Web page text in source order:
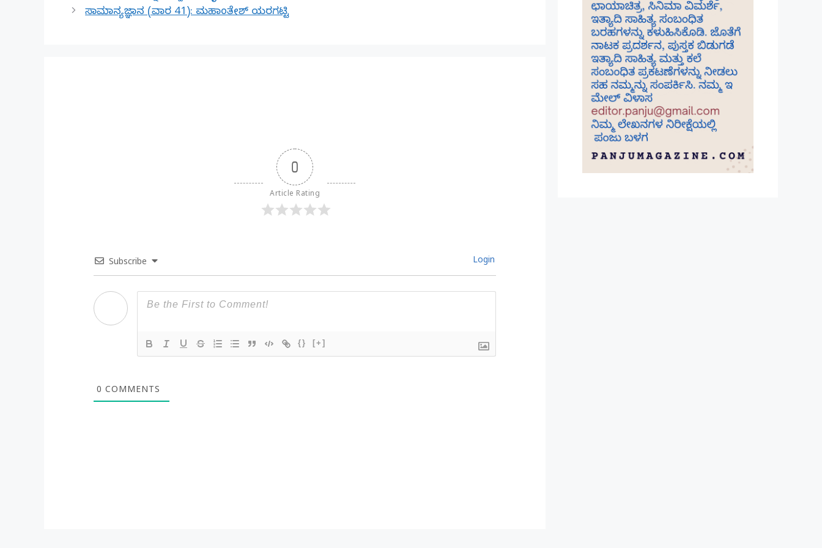
ಸಾಮಾನ್ಯ ಜ್ಞಾನ (ವಾರ 41): ಮಹಾಂತೇಶ್ ಯರಗಟ್ಟಿ
0
Article Rating
Subscribe Login
{} [+]
0 COMMENTS